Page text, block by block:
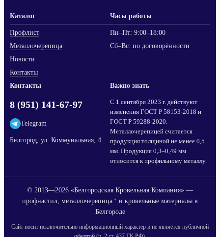
Каталог
Профлист
Металлочерепица
Новости
Контакты
Часы работы
Пн–Пт: 9:00–18:00
Сб–Вс: по договорённости
Контакты
8 (951) 141-67-97
Telegram
Белгород, ул. Коммунальная, 4
Важно знать
С 1 сентября 2023 г. действуют
изменения ГОСТ Р 58153-2018 и
ГОСТ Р 59288-2020.
Металлочерепицей считается
продукция толщиной не менее 0,5
мм. Продукция 0,3–0,49 мм
относится к профильному металлу.
© 2013—2026 «Белгородская Кровельная Компания» —
профнастил, металлочерепица * и кровельные материалы в
Белгороде
Сайт носит исключительно информационный характер и не является публичной